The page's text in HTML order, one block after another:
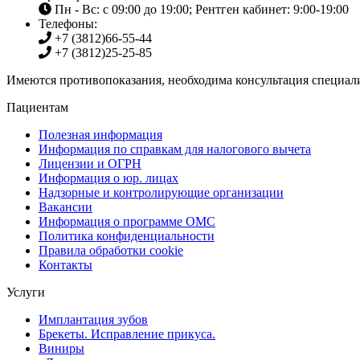
Пн - Вс: с 09:00 до 19:00; Рентген кабинет: 9:00-19:00
Телефоны:
+7 (3812)66-55-44
+7 (3812)25-25-85
Имеются противопоказания, необходима консультация
Пациентам
Полезная информация
Информация по справкам для налогового вычета
Лицензии и ОГРН
Информация о юр. лицах
Надзорные и контролирующие организации
Вакансии
Информация о программе ОМС
Политика конфиденциальности
Правила обработки cookie
Контакты
Услуги
Имплантация зубов
Брекеты. Исправление прикуса.
Виниры